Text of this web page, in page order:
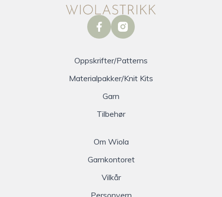
facebookinstagram
Oppskrifter/Patterns
Materialpakker/Knit Kits
Garn
Tilbehør
Om Wiola
Garnkontoret
Vilkår
Personvern